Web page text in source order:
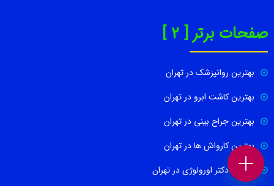
صفحات برتر [ 2 ]
بهترین روانپزشک در تهران
بهترین کاشت ابرو در تهران
بهترین جراح بینی در تهران
بهترین کارواش ها در تهران
بهترین دکتر اورولوژی در تهران